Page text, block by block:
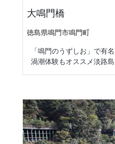
大鳴門橋
徳島県鳴門市鳴門町
「鳴門のうずしお」で有
渦潮体験もオススメ淡路